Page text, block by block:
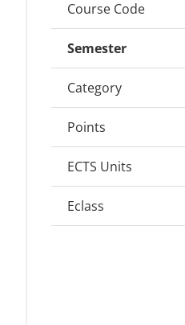
Course Code
Semester
Category
Points
ECTS Units
Eclass